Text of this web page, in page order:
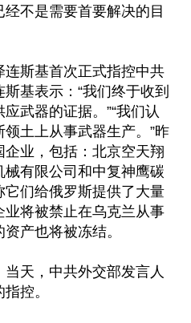
不是需要首要解决的目
斯基首次正式指控中共
基表示：“我们终于收到
武器的证据。”“我们认
土上从事武器生产。”昨
业，包括：北京空天翔
有限公司和中复神鹰碳
们给俄罗斯提供了大量
将被禁止在乌克兰从事
产也将被冻结。
天，中共外交部发言人
控。